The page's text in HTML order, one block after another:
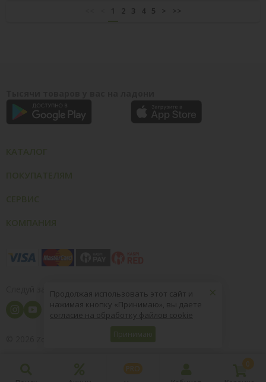
1 2 3 4 5 > >>
Следуй за нами
8 (800) 004-09-40
PRO
0
×
Продолжая использовать этот сайт и
нажимая кнопку «Принимаю», вы даете
согласие на обработку файлов cookie
Принимаю